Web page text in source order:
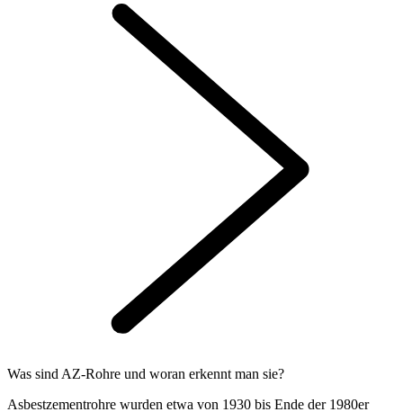
Was sind AZ-Rohre und woran erkennt man sie?
Asbestzementrohre wurden etwa von 1930 bis Ende der 1980er